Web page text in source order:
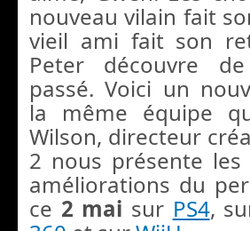
nouveau vilain fait
vieil ami fait son
Peter découvre
passé. Voici un
la même équipe
Wilson, directeur
2 nous présente
améliorations du
ce 2 mai sur PS4,